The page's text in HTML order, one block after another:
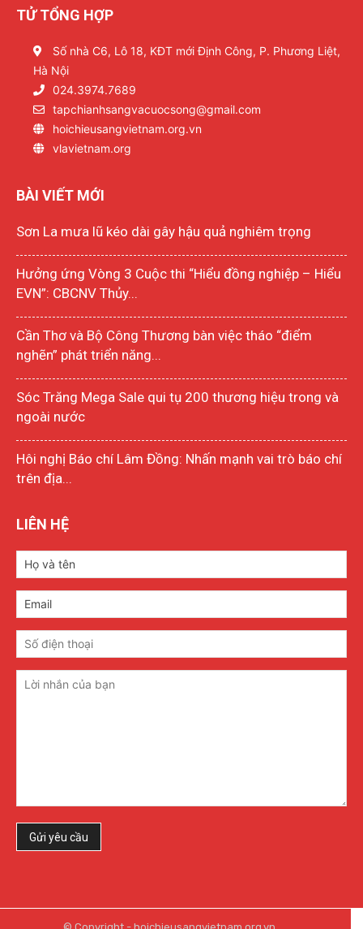
TỬ TỔNG HỢP
Số nhà C6, Lô 18, KĐT mới Định Công, P. Phương Liệt,
Hà Nội
024.3974.7689
tapchianhsangvacuocsong@gmail.com
hoichieusangvietnam.org.vn
vlavietnam.org
BÀI VIẾT MỚI
Sơn La mưa lũ kéo dài gây hậu quả nghiêm trọng
Hưởng ứng Vòng 3 Cuộc thi “Hiểu đồng nghiệp – Hiểu
EVN”: CBCNV Thủy...
Cần Thơ và Bộ Công Thương bàn việc tháo “điểm
nghẽn” phát triển năng...
Sóc Trăng Mega Sale qui tụ 200 thương hiệu trong và
ngoài nước
Hôi nghị Báo chí Lâm Đồng: Nhấn mạnh vai trò báo chí
trên địa...
LIÊN HỆ